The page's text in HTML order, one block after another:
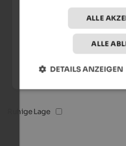
Ruhige Lage
ALLE
ALLE
DETAILS ANZEIGEN